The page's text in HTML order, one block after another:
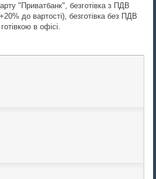
"Приватбанк", безготівка з ПДВ
до вартості), безготівка без ПДВ
в офісі.